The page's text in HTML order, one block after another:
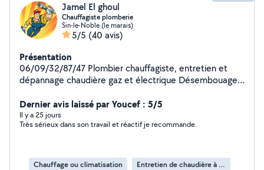
Jamel El ghoul
Chauffagiste plomberie
Sin-le-Noble (le marais)
5/5 (40 avis)
Présentation
06/09/32/87/47 Plombier chauffagiste, entretien et
dépannage chaudière gaz et électrique Désembouage
chaleur plancher chauffant) Soudeur tous types de
métaux Disponible rapidement
Dernier avis laissé par Youcef : 5/5
Il y a 25 jours
Très sérieux dans son travail et réactif je recommande.
Chauffage ou climatisation Entretien de chaudière à gaz